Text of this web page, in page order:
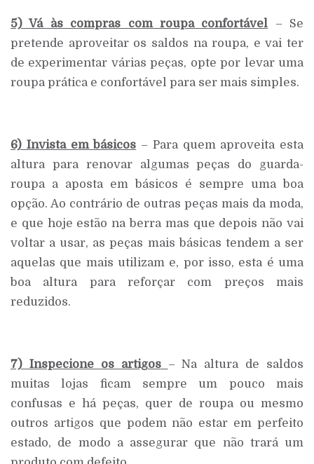
5) Vá às compras com roupa confortável – Se
pretende aproveitar os saldos na roupa, e vai ter
de experimentar várias peças, opte por levar uma
roupa prática e confortável para ser mais simples.
6) Invista em básicos – Para quem aproveita esta
altura para renovar algumas peças do guarda-
roupa a aposta em básicos é sempre uma boa
opção. Ao contrário de outras peças mais da moda,
e que hoje estão na berra mas que depois não vai
voltar a usar, as peças mais básicas tendem a ser
aquelas que mais utilizam e, por isso, esta é uma
boa altura para reforçar com preços mais
reduzidos.
7) Inspecione os artigos – Na altura de saldos
muitas lojas ficam sempre um pouco mais
confusas e há peças, quer de roupa ou mesmo
outros artigos que podem não estar em perfeito
estado, de modo a assegurar que não trará um